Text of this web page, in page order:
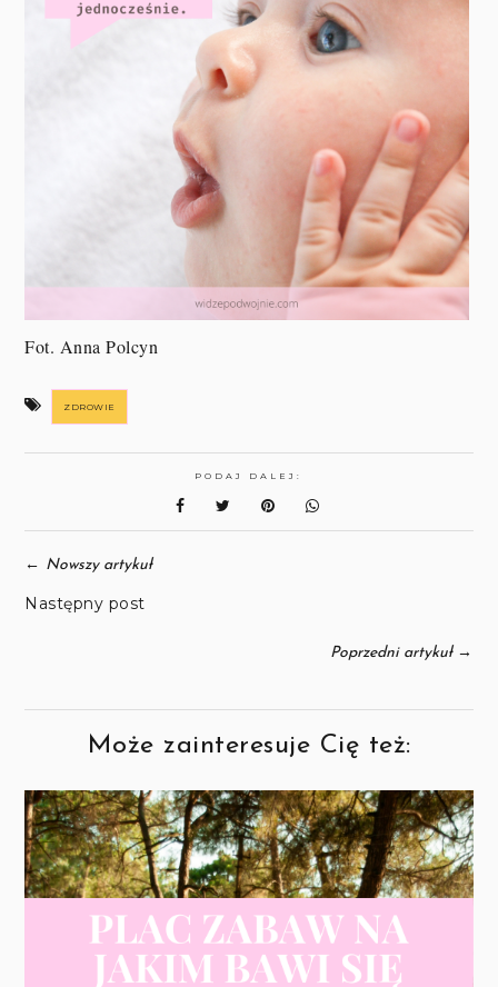
Fot. Anna Polcyn
ZDROWIE
PODAJ DALEJ:
← Nowszy artykuł
Następny post
Poprzedni artykuł→
Może zainteresuje Cię też: